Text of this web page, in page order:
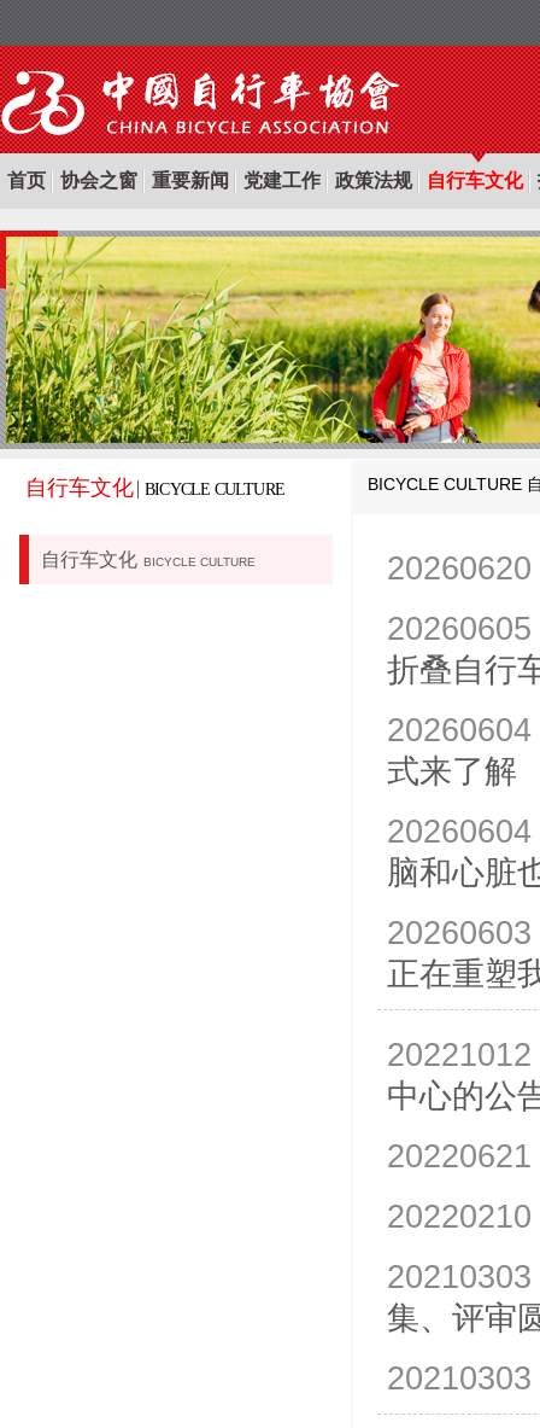
首页 协会之窗 重要新闻 党建工作 政策法规 自行车文化
自行车文化 BICYCLE CULTURE
自行车文化 BICYCLE CULTURE
BICYCLE CULTURE
20260620
20260605
折叠自行
20260604
式来了解
20260604
脑和心脏
20260603
正在重塑
20221012
中心的公
20220621
20220210
20210303
集、评审
20210303